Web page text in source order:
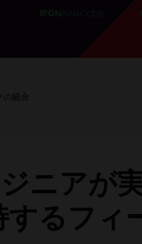
ニアが
するフィ
を試した数